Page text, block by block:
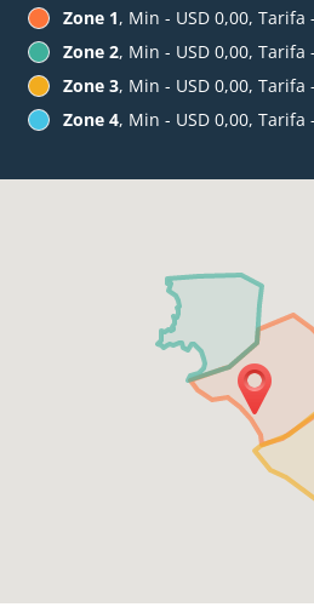
Zone 1, Min - USD 0,00, Tarifa
Zone 2, Min - USD 0,00, Tarifa
Zone 3, Min - USD 0,00, Tarifa
Zone 4, Min - USD 0,00, Tarifa